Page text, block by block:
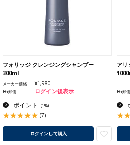
フォリッジ クレンジングシャンプー
300ml
メーカー価格 ¥1,980
BG卸価 ログイン後表示
ポイント :(1%)
(7)
ログインして購入
アリ
BG卸価